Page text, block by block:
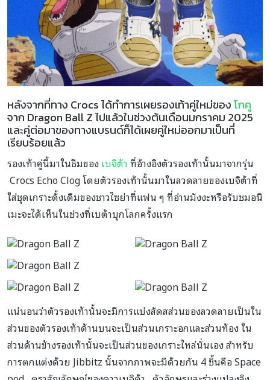
หลังจากที่ทาง Crocs ได้ทำการเผยรองเท้าคู่ใหม่ของโกคู
จาก Dragon Ball Z ไปแล้วในช่วงต้นเดือนมกราคม 2025
และคู่ต่อมาของทางแบรนด์ก็ได้เผยคู่ใหม่ออกมาเป็นที่
เรียบร้อยแล้ว
รองเท้าคู่นี้มาในธีมของเบจิต้าที่อ้างอิงตัวรองเท้านั้นมาจากรุ่น
Crocs Echo Clog โดยตัวรองเท้านั้นมาในลวดลายของเบจิต้าที่
ใส่ชุดเกราะดั้งเดิมของชาวไซย่าที่แฟน ๆ ที่อ่านมังงะหรือรับชมอนิ
เมะจะได้เห็นในช่วงที่เบต้าบุกโลกครั้งแรก
แน่นอนว่าตัวรองเท้านั้นจะมีการแบ่งสัดสส่วนของลวดลายเป็นใน
ส่วนของตัวรองเท้าด้านบนจะเป็นส่วนเกราะอกและส่วนท้อง ใน
ส่วนด้านข้างรองเท้านั้นจะเป็นส่วนของเกราะไหล่นั่นเอง สำหรับ
การตกแต่งด้วย Jibbitz นั้นจากภาพจะมีด้วยกัน 4 ชิ้นคือ Space